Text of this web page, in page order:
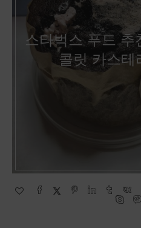
스타벅스 푸드 추
콜릿 카스테